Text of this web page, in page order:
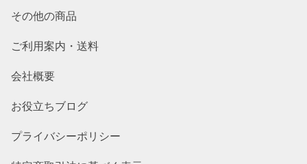
その他の商品
ご利用案内・送料
会社概要
お役立ちブログ
プライバシーポリシー